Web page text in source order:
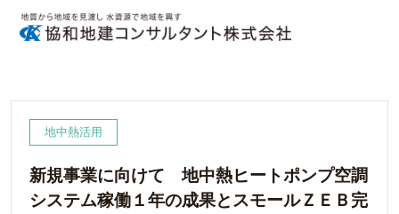
地中熱活用
新規事業に向けて 地中熱ヒートポンプ空調
システム稼働１年の成果とスモールＺＥＢ完